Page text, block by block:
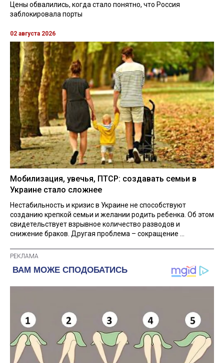
Цены обвалились, когда стало понятно, что Россия
заблокировала порты
02 августа 2026
Мобилизация, увечья, ПТСР: создавать семьи в
Украине стало сложнее
Нестабильность и кризис в Украине не способствуют
созданию крепкой семьи и желании родить ребенка. Об этом
свидетельствует взрывное количество разводов и
снижение браков. Другая проблема – сокращение ...